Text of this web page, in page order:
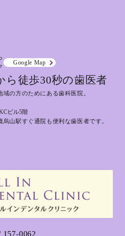
Google Map
ら徒歩30秒の歯医者
の方のためにある歯科医院。
ビル5階
山駅すぐ通院も便利な歯医者です。
157-0062